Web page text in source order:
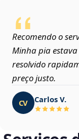
Recomendo o
Minha pia
resolvido
preço justo.
CV Carlos V.